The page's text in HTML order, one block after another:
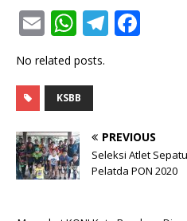
E
m
ai
W
at
s
A
p
p
T
ra
m
b
o
o
No related posts.
KSBB
PREVIOUS
Seleksi Atlet
Pelatda PON 2020